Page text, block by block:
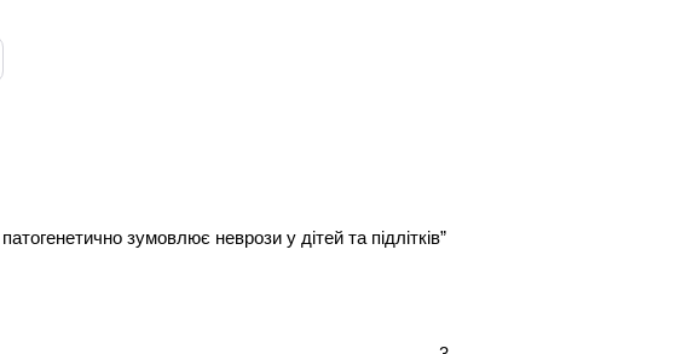
зумовлює неврози у дітей та підлітків”